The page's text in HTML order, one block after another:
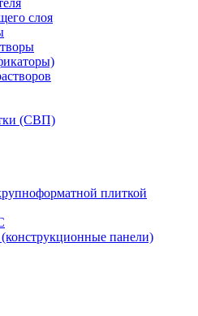
слоя
(СВП)
плиткой
панели)